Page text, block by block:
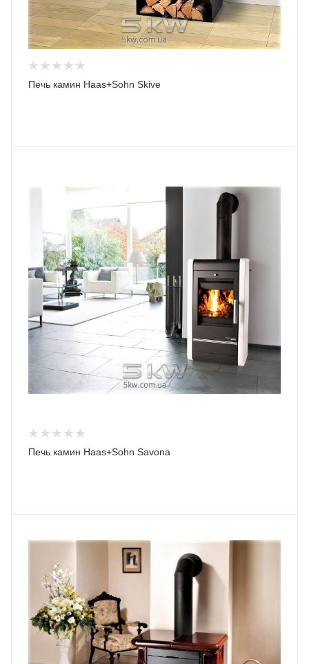
Печь камин Haas+Sohn Skive
Печь камин Haas+Sohn Savona